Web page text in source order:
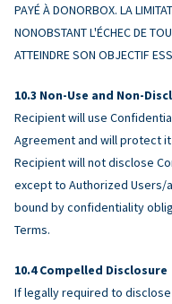
PAYÉ À DONORBOX. LA
NONOBSTANT L'ÉCHEC DE
ATTEINDRE SON OBJECTIF
Non-Use and Non-
Recipient will use
Agreement and will protect
Recipient will not disclose
except to Authorized Users/
bound by confidentiality
Terms.
Compelled Disclosure
If legally required to